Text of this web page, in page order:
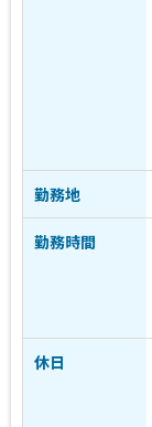
勤務地
勤務時間
休日